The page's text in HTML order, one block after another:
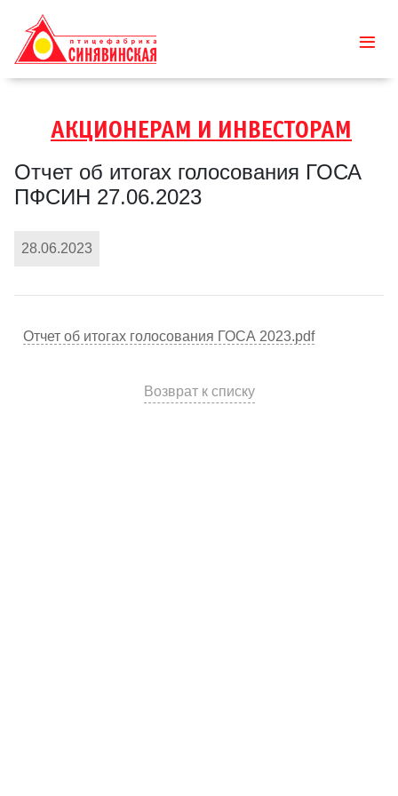
АКЦИОНЕРАМ И ИНВЕСТОРАМ
Отчет об итогах голосования ГОСА
ПФСИН 27.06.2023
28.06.2023
Отчет об итогах голосования ГОСА 2023.pdf
Возврат к списку